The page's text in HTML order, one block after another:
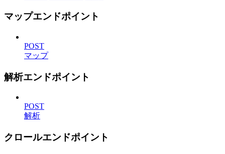
マップエンドポイント
POST
マップ
解析エンドポイント
POST
解析
クロールエンドポイント